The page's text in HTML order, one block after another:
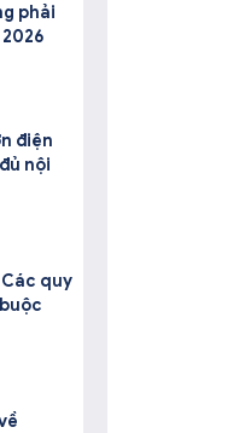
phải
điện
nội
quy